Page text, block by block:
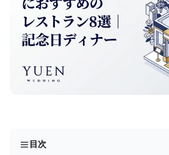
目次